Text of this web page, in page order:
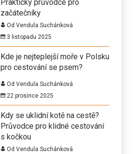
Praktický průvodce pro
začátečníky
Od Vendula Suchánková
3 listopadu 2025
Kde je nejteplejší moře v Polsku
pro cestování se psem?
Od Vendula Suchánková
22 prosince 2025
Kdy se uklidní kotě na cestě?
Průvodce pro klidné cestování
s kočkou
Od Vendula Suchánková